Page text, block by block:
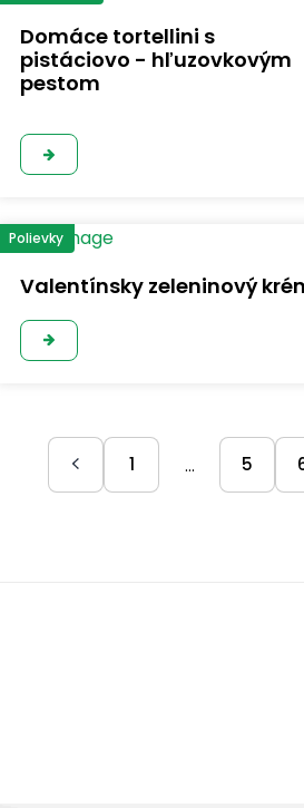
Domáce tortellini s
pistáciovo - hľuzovkovým
pestom
Polievky
Valentínsky zeleninový
1 ... 5